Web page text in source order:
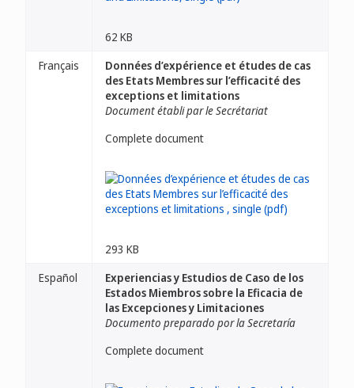
62 KB
Français
Données d’expérience et études de cas
des Etats Membres sur l’efficacité des
exceptions et limitations
Document établi par le Secrétariat
Complete document
293 KB
Español
Experiencias y Estudios de Caso de los
Estados Miembros sobre la Eficacia de
las Excepciones y Limitaciones
Documento preparado por la Secretaría
Complete document